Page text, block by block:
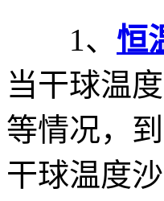
1、 恒
当干球温
等情况，
干球温度